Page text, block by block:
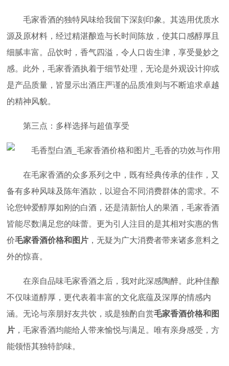
毛家香酒的独特风味给我留下深刻印象。其选用优质水
源及原材料，经过精湛酿造与长时间陈放，使其口感醇厚且
细腻丰富。品饮时，香气四溢，令人口齿生津，享受曼妙之
感。此外，毛家香酒执着于细节处理，无论是外观设计抑或
是产品质量，皆显示出酒庄严谨的品质准则与不断追求卓越
的精神风貌。
第三点：多样选择与超值享受
在毛家香酒的众多系列之中，既有经典传承的佳作，又
备有多种风味及陈年酒款，以迎合不同消费群体的需求。不
论您钟爱醇厚如刚的白酒，还是清新怡人的果酒，毛家香酒
皆能尽数满足您的味蕾。更为引人注目的是其相对实惠的售
价毛家香酒价格和图片 ，无疑为广大消费者带来诸多意料之
外的惊喜。
在亲自品味毛家香酒之后，我对此深感陶醉。此种佳酿
不仅味道醇厚，更代表着丰富的文化底蕴及深厚的情感内
涵。无论与亲朋好友共饮，或是独酌自赏毛家香酒价格和图
片 ，毛家香酒均能给人带来愉悦与满足。唯有亲身感受，方
能领悟其独特韵味。